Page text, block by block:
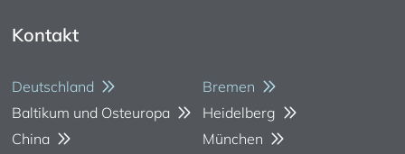
Kontakt
Deutschland
Baltikum und Osteuropa
China
Bremen
Heidelberg
München